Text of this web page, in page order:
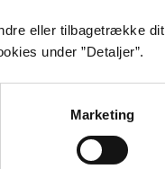
eller tilbagetrække dit
under ”Detaljer”.
Marketing
Film
Musik